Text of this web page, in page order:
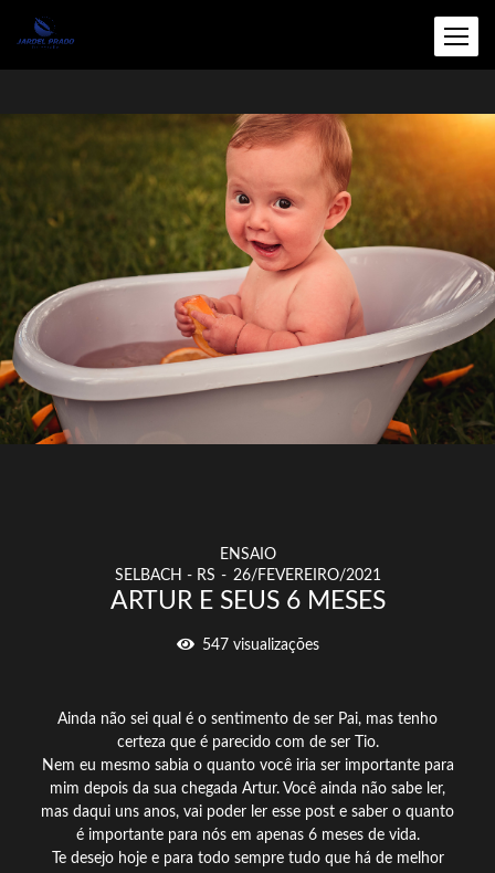
ENSAIO
SELBACH - RS
26/FEVEREIRO/2021
ARTUR E SEUS 6 MESES
547 visualizações
Ainda não sei qual é o sentimento de ser Pai, mas tenho
certeza que é parecido com de ser Tio.
Nem eu mesmo sabia o quanto você iria ser importante para
mim depois da sua chegada Artur. Você ainda não sabe ler,
mas daqui uns anos, vai poder ler esse post e saber o quanto
é importante para nós em apenas 6 meses de vida.
Te desejo hoje e para todo sempre tudo que há de melhor